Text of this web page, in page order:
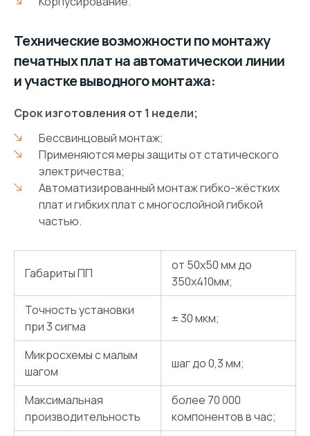
Технические возможности по монтажу
печатных плат на автоматическои линии
и участке выводного монтажа:
Срок изготовления от 1 недели;
Бессвинцовый монтаж;
Применяются меры защиты от статического
электричества;
Автоматизированный монтаж гибко-жёстких
плат и гибких плат с многослойной гибкой
частью.
Габариты ПП
от 50х50 мм до
350х410мм;
Точность установки
при 3 сигма
± 30 мкм;
Микросхемы с малым
шагом
шаг до 0,3 мм;
Максимальная
производительность
более 70 000
компонентов в час;